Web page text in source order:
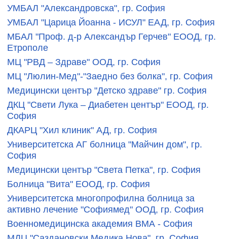
УМБАЛ "Александровска", гр. София
УМБАЛ "Царица Йоанна - ИСУЛ" ЕАД, гр. София
МБАЛ "Проф. д-р Александър Герчев" ЕООД, гр.
Етрополе
МЦ "РВД – Здраве" ООД, гр. София
МЦ "Люлин-Мед"-"Заедно без болка", гр. София
Медицински център "Детско здраве" гр. София
ДКЦ "Свети Лука – Диабетен център" ЕООД, гр.
София
ДКАРЦ "Хил клиник" АД, гр. София
Университетска АГ болница "Майчин дом", гр.
София
Медицински център "Света Петка", гр. София
Болница "Вита" ЕООД, гр. София
Университетска многопрофилна болница за
активно лечение "Софиямед" ООД, гр. София
Военномедицинска академия ВМА - София